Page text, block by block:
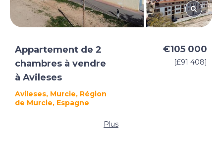
Appartement de 2
chambres à vendre
à Avileses
Avileses, Murcie, Région
de Murcie, Espagne
€105 000
[£91 408]
Plus